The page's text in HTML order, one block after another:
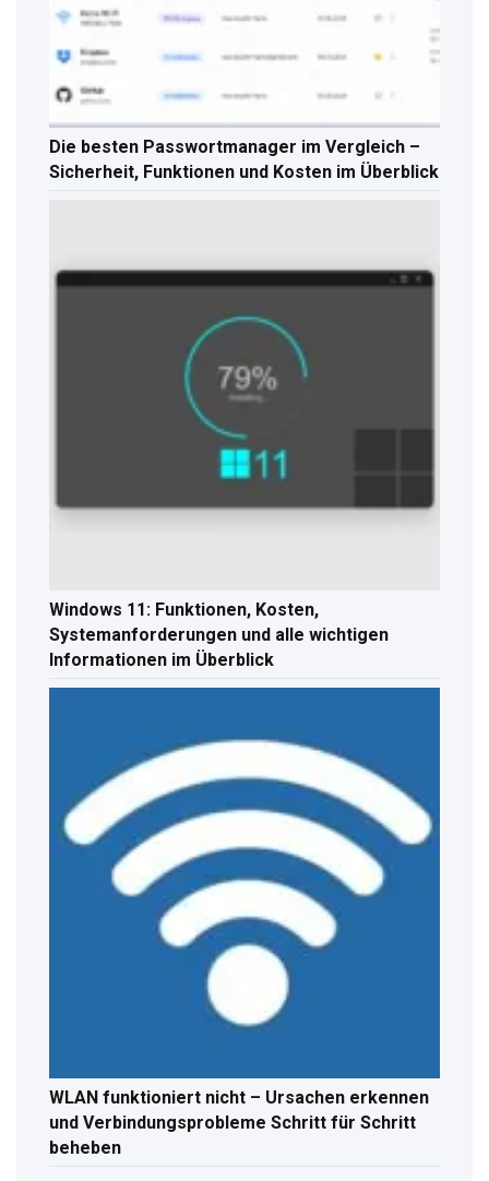
Die besten Passwortmanager im Vergleich –
Sicherheit, Funktionen und Kosten im Überblick
Windows 11: Funktionen, Kosten,
Systemanforderungen und alle wichtigen
Informationen im Überblick
WLAN funktioniert nicht – Ursachen erkennen
und Verbindungsprobleme Schritt für Schritt
beheben